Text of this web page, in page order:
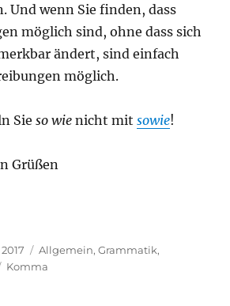
Und wenn Sie finden, dass
möglich sind, ohne dass sich
ändert, sind einfach
möglich.
Sieso wie nicht mitsowie!
Grüßen
Kategorien
Allgemein,Grammatik,
Schlagwörter
Komma